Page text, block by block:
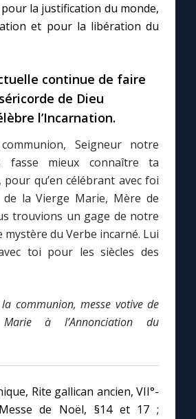
la justification du monde,
et pour la libération du
continue de faire
de Dieu
l’Incarnation.
Seigneur notre
fasse mieux connaître ta
pour qu’en célébrant avec foi
de la Vierge Marie, Mère de
trouvions un gage de notre
mystère du Verbe incarné. Lui
toi pour les siècles des
communion, messe votive de
à l’Annonciation du
Rite gallican ancien, VII°-
de Noël, §14 et 17 ;